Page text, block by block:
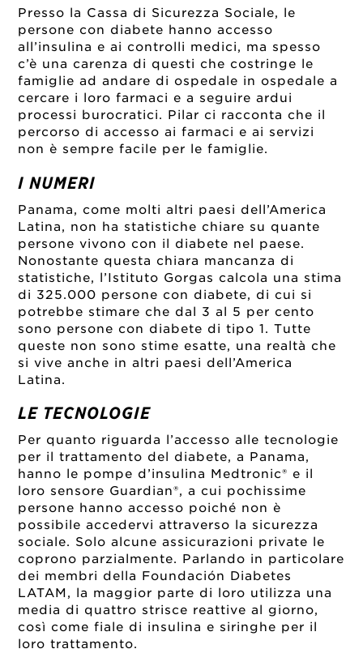
Presso la Cassa di Sicurezza Sociale, le
persone con diabete hanno accesso
all’insulina e ai controlli medici, ma spesso
c’è una carenza di questi che costringe le
famiglie ad andare di ospedale in ospedale a
cercare i loro farmaci e a seguire ardui
processi burocratici. Pilar ci racconta che il
percorso di accesso ai farmaci e ai servizi
non è sempre facile per le famiglie.
I NUMERI
Panama, come molti altri paesi dell’America
Latina, non ha statistiche chiare su quante
persone vivono con il diabete nel paese.
Nonostante questa chiara mancanza di
statistiche, l’Istituto Gorgas calcola una stima
di 325.000 persone con diabete, di cui si
potrebbe stimare che dal 3 al 5 per cento
sono persone con diabete di tipo 1. Tutte
queste non sono stime esatte, una realtà che
si vive anche in altri paesi dell’America
Latina.
LE TECNOLOGIE
Per quanto riguarda l’accesso alle tecnologie
per il trattamento del diabete, a Panama,
hanno le pompe d’insulina Medtronic® e il
loro sensore Guardian®, a cui pochissime
persone hanno accesso poiché non è
possibile accedervi attraverso la sicurezza
sociale. Solo alcune assicurazioni private le
coprono parzialmente. Parlando in particolare
dei membri della Foundación Diabetes
LATAM, la maggior parte di loro utilizza una
media di quattro strisce reattive al giorno,
così come fiale di insulina e siringhe per il
loro trattamento.